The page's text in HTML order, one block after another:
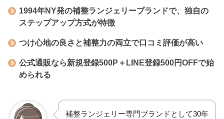
1994年NY発の補整ランジェリーブランドで、独自の
ステップアップ方式が特徴
つけ心地の良さと補整力の両立で口コミ評価が高い
公式通販なら新規登録500P＋LINE登録500円OFFで始
められる
補整ランジェリー専門ブランドとして30年